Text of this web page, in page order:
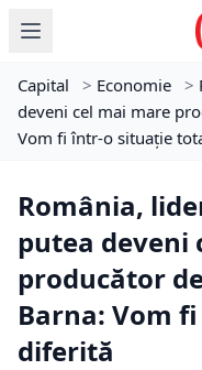
Capital > Economie >
deveni cel mai mare
Vom fi într-o situaţie
România,
putea deveni
producător
Barna: Vom
diferită